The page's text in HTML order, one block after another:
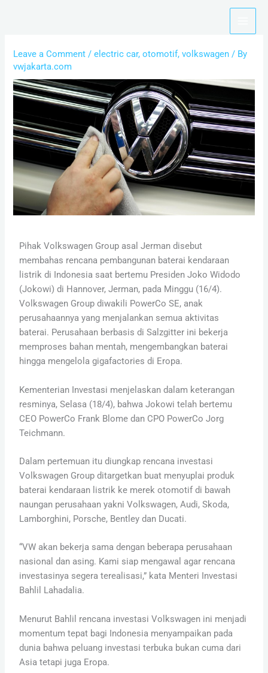
Leave a Comment /electric car,otomotif,volkswagen / By
vwjakarta.com
Pihak Volkswagen Group asal Jerman disebut
membahas rencana pembangunan baterai kendaraan
listrik di Indonesia saat bertemu Presiden Joko Widodo
(Jokowi) di Hannover, Jerman, pada Minggu (16/4).
Volkswagen Group diwakili PowerCo SE, anak
perusahaannya yang menjalankan semua aktivitas
baterai. Perusahaan berbasis di Salzgitter ini bekerja
memproses bahan mentah, mengembangkan baterai
hingga mengelola gigafactories di Eropa.
Kementerian Investasi menjelaskan dalam keterangan
resminya, Selasa (18/4), bahwa Jokowi telah bertemu
CEO PowerCo Frank Blome dan CPO PowerCo Jorg
Teichmann.
Dalam pertemuan itu diungkap rencana investasi
Volkswagen Group ditargetkan buat menyuplai produk
baterai kendaraan listrik ke merek otomotif di bawah
naungan perusahaan yakni Volkswagen, Audi, Skoda,
Lamborghini, Porsche, Bentley dan Ducati.
“VW akan bekerja sama dengan beberapa perusahaan
nasional dan asing. Kami siap mengawal agar rencana
investasinya segera terealisasi,” kata Menteri Investasi
Bahlil Lahadalia.
Menurut Bahlil rencana investasi Volkswagen ini menjadi
momentum tepat bagi Indonesia menyampaikan pada
dunia bahwa peluang investasi terbuka bukan cuma dari
Asia tetapi juga Eropa.